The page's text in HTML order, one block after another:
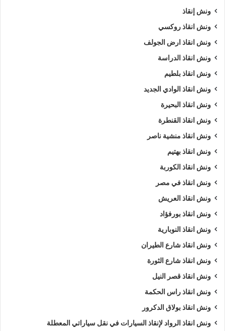
ونش انقاذ سيارات
من اهم اسباب نجاح شركة الرواد لـرفع و
الكبيرة في استغلال الوقت وتقديم خدمة
عالية باقل سعر وأن نصبح من
ونش انقاذ سيارات
المحافظات كما ننافس الشركات الاخري في مصر كما نسعى دائما
الي تحقيق اهدافنا و تحقيق كل متطلبات العميل في خدمة
السيارات.
ويمكنك ايضا طلب
اذا كنت تمتلك سيارة وتعطلت بك في الدراسة وتبحث عن
ونش انقاذ, لا داعي للقلق والبحث الكثير ,
سيارات في الدراسة
متعددة مثل (ونش انقاذ سيارات
انقاذ موتوسيكل,ونش انقاذ سيارات نقل
, ونش نقل كرفانات,ونش نقل قوارب
طلبونش انقاذ سيارات
طلبونش انقاذ سيارات
طلبونش انقاذ سيارات
طلبونش انقاذ سياراتلنقلك لاقرب مركز صيانة.
ونش إنقاذ
ونش انقاذ روكسي
ونش انقاذ ارض الجولف
ونش انقاذ الدراسة
ونش انقاذ بلطيم
ونش انقاذ الوادي الجديد
ونش انقاذ البحيرة
ونش انقاذ القنطرة
ونش انقاذ منشية ناصر
ونش انقاذ بهتيم
ونش انقاذ الكوربة
ونش انقاذ في مصر
ونش انقاذ العريش
ونش انقاذ بورفؤاد
ونش انقاذ النوبارية
ونش انقاذ شارع الطيران
ونش انقاذ شارع الثورة
ونش انقاذ قصر النيل
ونش انقاذ راس الحكمة
ونش انقاذ بولاق الدكرور
ونش انقاذ الرواد لإنقاذ السيارات في نقل سياراتي المعطلة